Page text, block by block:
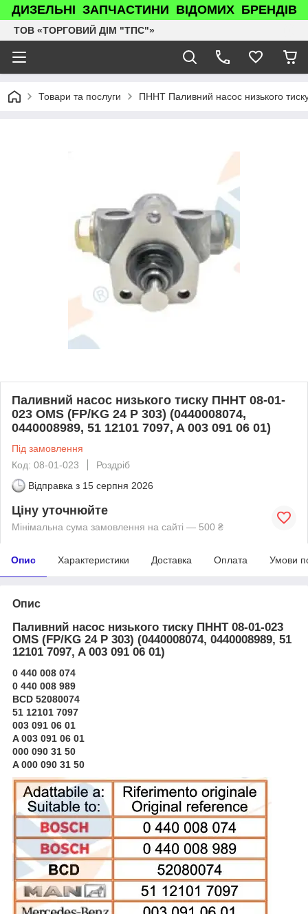
ДИЗЕЛЬНІ ЗАПЧАСТИНИ ВІДОМИХ БРЕНДІВ
ТОВ «ТОРГОВИЙ ДІМ "ТПС"»
Товари та послуги ПННТ Паливний насос низького
Паливний насос низького тиску ПННТ 08-01-
023 OMS (FP/KG 24 P 303) (0440008074,
0440008989, 51 12101 7097, A 003 091 06 01)
Під замовлення
Код: 08-01-023
Роздріб
Відправка з 15 серпня 2026
Ціну уточнюйте
Мінімальна сума замовлення на сайті — 500 ₴
Опис Характеристики Доставка Оплата Умови
Опис
Паливний насос низького тиску ПННТ 08-01-023
OMS (FP/KG 24 P 303) (0440008074, 0440008989, 51
12101 7097, A 003 091 06 01)
0 440 008 074
0 440 008 989
BCD 52080074
51 12101 7097
003 091 06 01
A 003 091 06 01
000 090 31 50
A 000 090 31 50